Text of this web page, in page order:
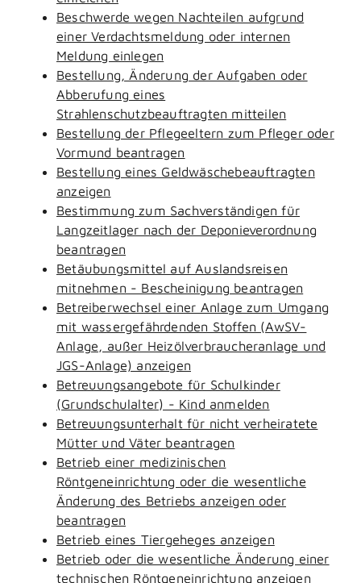
Beschwerde wegen Nachteilen aufgrund
einer Verdachtsmeldung oder internen
Meldung einlegen
Bestellung, Änderung der Aufgaben oder
Abberufung eines
Strahlenschutzbeauftragten mitteilen
Bestellung der Pflegeeltern zum Pfleger oder
Vormund beantragen
Bestellung eines Geldwäschebeauftragten
anzeigen
Bestimmung zum Sachverständigen für
Langzeitlager nach der Deponieverordnung
beantragen
Betäubungsmittel auf Auslandsreisen
mitnehmen - Bescheinigung beantragen
Betreiberwechsel einer Anlage zum Umgang
mit wassergefährdenden Stoffen (AwSV-
Anlage, außer Heizölverbraucheranlage und
JGS-Anlage) anzeigen
Betreuungsangebote für Schulkinder
(Grundschulalter) - Kind anmelden
Betreuungsunterhalt für nicht verheiratete
Mütter und Väter beantragen
Betrieb einer medizinischen
Röntgeneinrichtung oder die wesentliche
Änderung des Betriebs anzeigen oder
beantragen
Betrieb eines Tiergeheges anzeigen
Betrieb oder die wesentliche Änderung einer
technischen Röntgeneinrichtung anzeigen